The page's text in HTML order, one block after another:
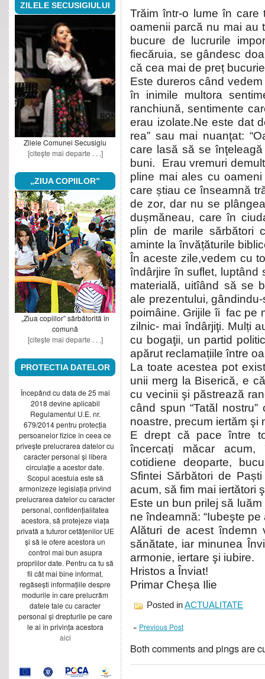
ZILELE SECUSIGIULUI
Zilele Comunei Secusigiu
[citeşte mai departe . . .]
„ZIUA COPIILOR”
„Ziua copiilor” sărbătorită în
comună
[citeşte mai departe . . .]
PROTECTIA DATELOR
Începând cu data de 25 mai
2018 devine aplicabil
Regulamentul U.E. nr.
679/2014 pentru protecția
persoanelor fizice în ceea ce
privește prelucrarea datelor cu
caracter personal și libera
circulație a acestor date.
Scopul acestuia este să
armonizeze legislația privind
prelucrarea datelor cu caracter
personal, confidențialitatea
acestora, să protejeze viața
privată a tuturor cetățenilor UE
și să le ofere acestora un
control mai bun asupra
propriilor date. Pentru ca tu să
fii cât mai bine informat,
regăsești informațiile despre
modurile în care prelucrăm
datele tale cu caracter
personal și drepturile pe care
le ai în privința acestora
aici
Trăim într-o lume în care
oamenii parcă nu mai au
bucure de lucrurile
fiecăruia, se gândesc
că cea mai de preț
Este dureros când
în inimile multora
ranchiună, sentimente
erau izolate.Ne este dat
rea” sau mai nuanţat:
care lasă să se
buni. Erau vremuri
pline mai ales cu
care știau ce înseamnă
de zor, dar nu se
dușmăneau, care în
plin de marile sărbători
aminte la învățăturile
În aceste zile,vedem cu
îndârjire în suflet, luptând
materială, uitîând să se
ale prezentului,
poimâine. Grijile îi fac pe
zilnic- mai îndârjiţi. Mulți
cu bogaţii, un partid
apărut reclamațiile între
La toate acestea pot
unii merg la Biserică, e
cu vecinii şi păstrează
când spun “Tatăl
noastre, precum iertăm şi
E drept că pace între
încercați măcar
cotidiene deoparte,
Sfintei Sărbători de
acum, să fim mai iertători
Este un bun prilej să
ne îndeamnă: “Iubeşte
Alături de acest îndemn
sănătate, iar minunea
armonie, iertare şi iubire.
Hristos a Înviat!
Primar Cheșa Ilie
Posted inACTUALITATE
« Previous Post
Both comments and pings are